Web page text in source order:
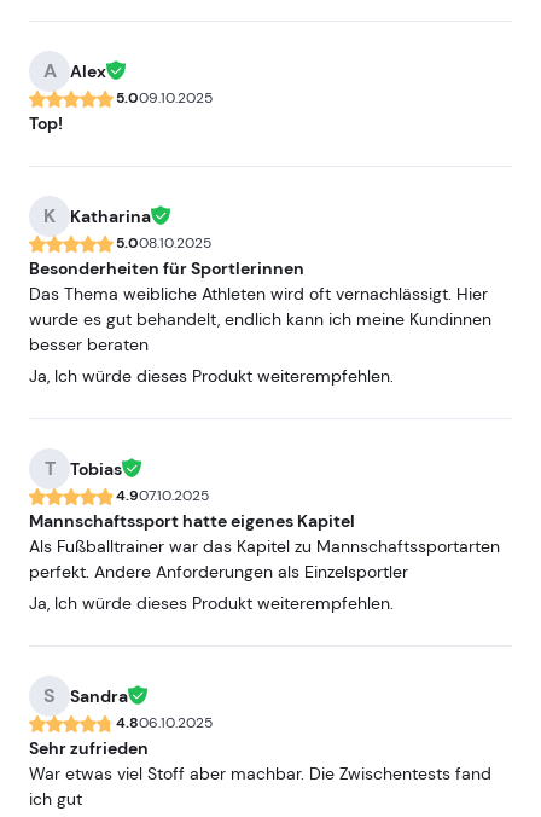
A Alex
5.009.10.2025
Top!
K Katharina
5.008.10.2025
Besonderheiten für Sportlerinnen
Das Thema weibliche Athleten wird oft vernachlässigt. Hier
wurde es gut behandelt, endlich kann ich meine Kundinnen
besser beraten
Ja, Ich würde dieses Produkt weiterempfehlen.
T Tobias
4.907.10.2025
Mannschaftssport hatte eigenes Kapitel
Als Fußballtrainer war das Kapitel zu Mannschaftssportarten
perfekt. Andere Anforderungen als Einzelsportler
Ja, Ich würde dieses Produkt weiterempfehlen.
S Sandra
4.806.10.2025
Sehr zufrieden
War etwas viel Stoff aber machbar. Die Zwischentests fand
ich gut